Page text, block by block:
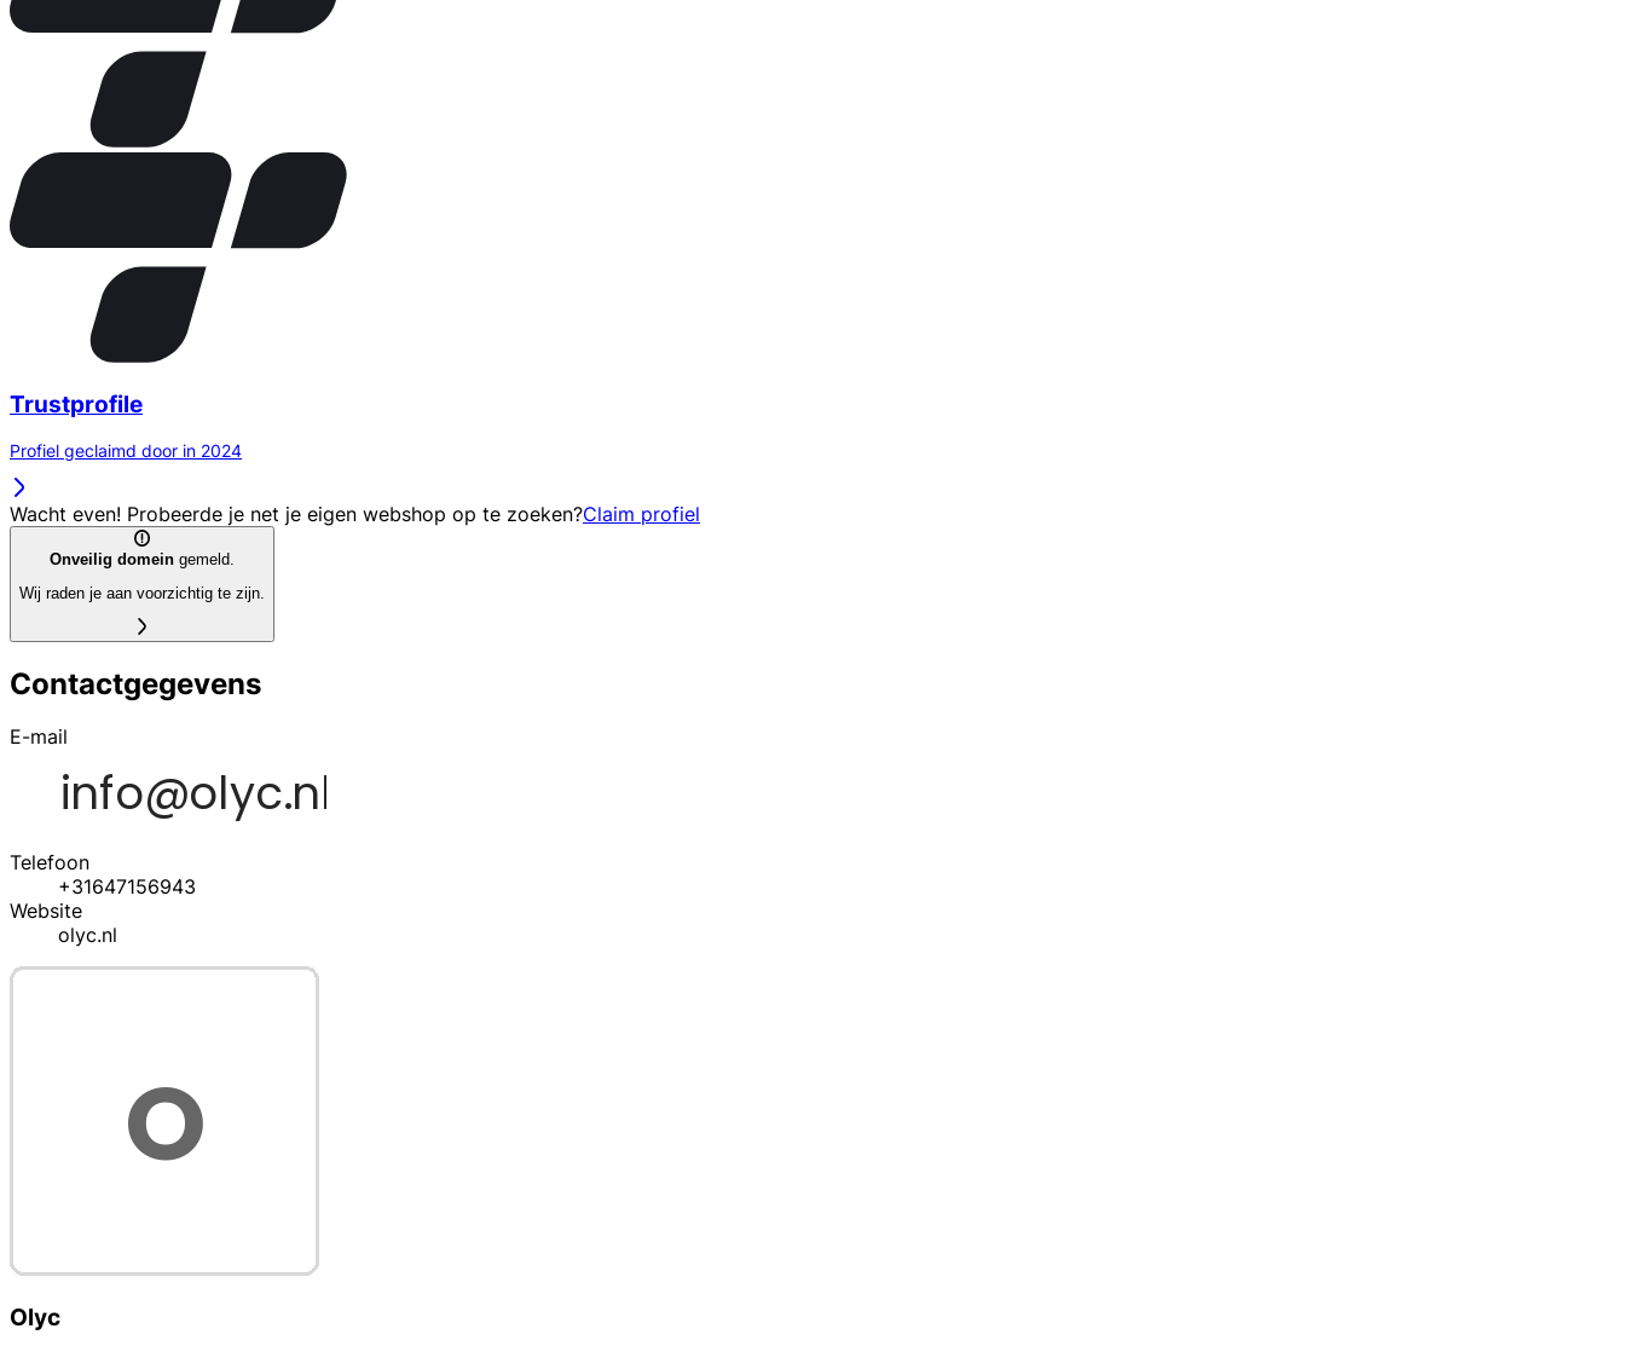
Trustprofile
Profiel geclaimd door in 2024
Wacht even! Probeerde je net je eigen webshop op te zoeken?Claim profiel
Onveilig domein gemeld.
Wij raden je aan voorzichtig te zijn.
Contactgegevens
E-mail
Telefoon
+31647156943
Website
olyc.nl
Olyc